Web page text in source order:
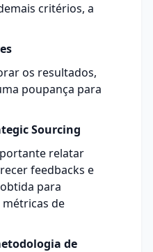
critérios, a
os resultados,
poupança para
Sourcing
relatar
feedbacks e
para
de
de